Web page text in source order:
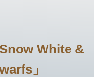
Snow White &
」